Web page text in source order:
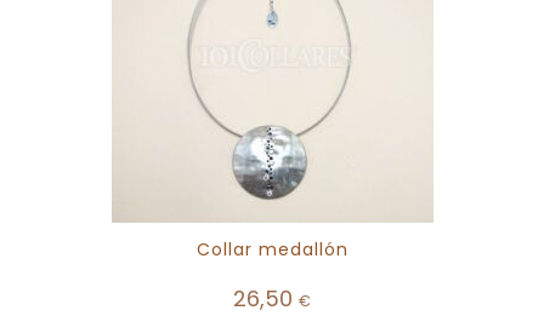
Collar medallón
26,50 €